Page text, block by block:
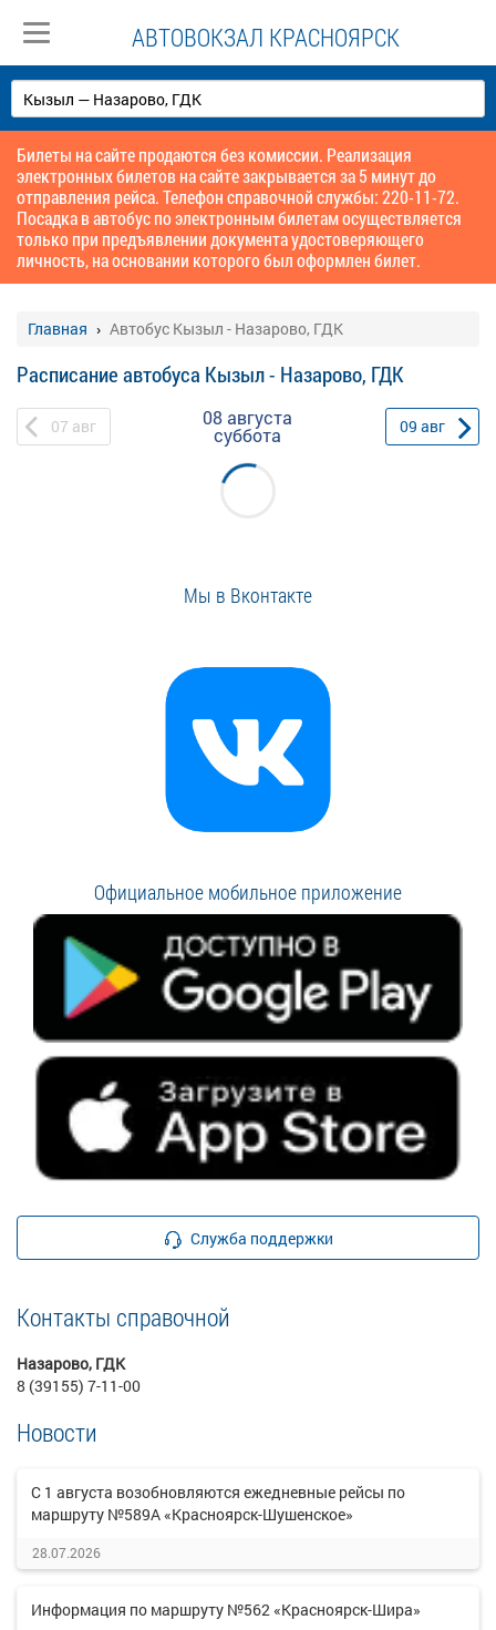
АВТОВОКЗАЛ КРАСНОЯРСК
Билеты на сайте продаются без комиссии. Реализация
электронных билетов на сайте закрывается за 5 минут до
отправления рейса. Телефон справочной службы: 220-11-72.
Посадка в автобус по электронным билетам осуществляется
только при предъявлении документа удостоверяющего
личность, на основании которого был оформлен билет.
Главная Автобус Кызыл - Назарово, ГДК
Расписание автобуса Кызыл - Назарово, ГДК
07 авг 08 августа
суббота 09 авг
Мы в Вконтакте
Официальное мобильное приложение
Служба поддержки
Контакты справочной
Назарово, ГДК
8 (39155) 7-11-00
Новости
С 1 августа возобновляются ежедневные рейсы по
маршруту №589А «Красноярск-Шушенское»
28.07.2026
Информация по маршруту №562 «Красноярск-Шира»